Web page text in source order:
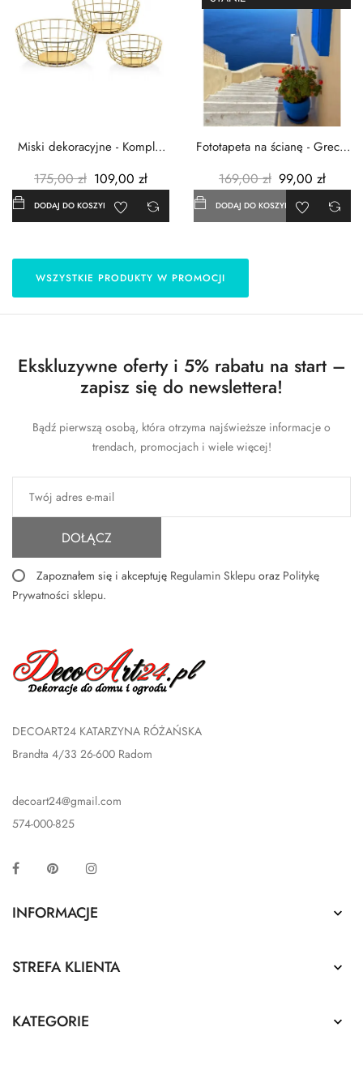
Miski dekoracyjne - Komplet
175,00 zł 109,00 zł
DODAJ DO KOSZYKA
Fototapeta na ścianę - Grecja
169,00 zł 99,00 zł
DODAJ DO KOSZYKA
WSZYSTKIE PRODUKTY W PROMOCJI
Ekskluzywne oferty i 5% rabatu na start –
zapisz się do newslettera!
Bądź pierwszą osobą, która otrzyma najświeższe informacje o
trendach, promocjach i wiele więcej!
DOŁĄCZ
Zapoznałem się i akceptuję Regulamin Sklepu oraz Politykę
Prywatności sklepu.
DECOART24 KATARZYNA RÓŻAŃSKA
Brandta 4/33 26-600 Radom
decoart24@gmail.com
574-000-825
Facebook Pinterest
INFORMACJE 
STREFA KLIENTA 
KATEGORIE 